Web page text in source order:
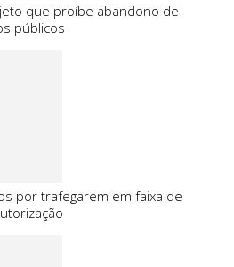
que proíbe abandono de
públicos
por trafegarem em faixa de